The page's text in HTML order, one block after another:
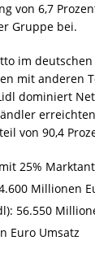
von 6,7
Gruppe bei.
im
mit anderen
dominiert
von 90,4
25%
Millionen
56.550
Euro Umsatz